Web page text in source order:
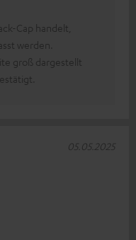
Cap handelt,
werden.
groß dargestellt
05.05.2025